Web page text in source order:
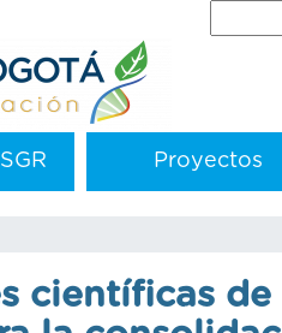
Proyectos
científicas